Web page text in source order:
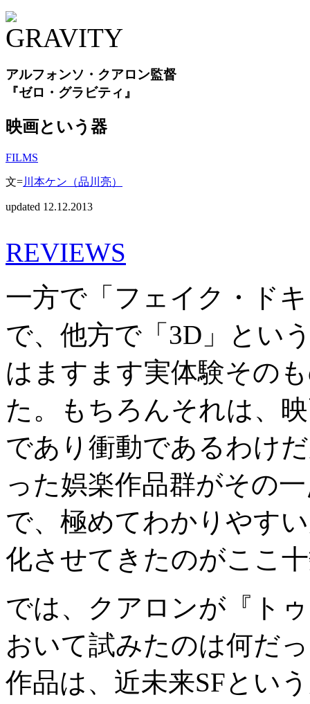
アルフォンソ・クアロン監督
『ゼロ・グラビティ』
映画という器
FILMS
文=川本ケン（品川亮）
updated 12.12.2013
REVIEWS
一方で「フェイク・ド
で、他方で「3D」とい
はますます実体験その
た。もちろんそれは、
であり衝動であるわけ
った娯楽作品群がその
で、極めてわかりやす
化させてきたのがここ
では、クアロンが『ト
おいて試みたのは何だ
作品は、近未来SFとい